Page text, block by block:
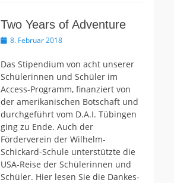
Two Years of Adventure
Veröffentlicht
8. Februar 2018
Das Stipendium von acht unserer
Schülerinnen und Schüler im
Access-Programm, finanziert von
der amerikanischen Botschaft und
durchgeführt vom D.A.I. Tübingen
ging zu Ende. Auch der
Förderverein der Wilhelm-
Schickard-Schule unterstützte die
USA-Reise der Schülerinnen und
Schüler. Hier lesen Sie die Dankes-